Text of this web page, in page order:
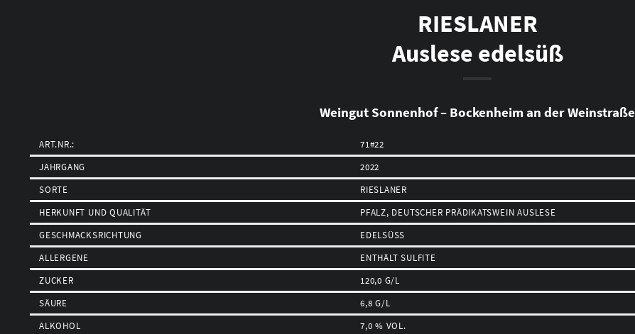
RIESLANER
Auslese edelsüß
Weingut Sonnenhof – Bockenheim an der Weinstraße
ART.NR.:
71#22
JAHRGANG
2022
SORTE
RIESLANER
HERKUNFT UND QUALITÄT
PFALZ, DEUTSCHER PRÄDIKATSWEIN AUSLESE
GESCHMACKSRICHTUNG
EDELSÜSS
ALLERGENE
ENTHÄLT SULFITE
ZUCKER
120,0 G/L
SÄURE
6,8 G/L
ALKOHOL
7,0 % VOL.